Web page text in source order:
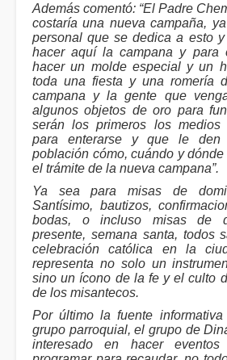
Además comentó: “El Padre
costaría una nueva campaña,
personal que se dedica a esto
hacer aquí la campana y para
hacer un molde especial y un
toda una fiesta y una romería
campana y la gente que
algunos objetos de oro para
serán los primeros los medios
para enterarse y que le
población cómo, cuándo y
el trámite de la nueva campana”.
Ya sea para misas de
Santísimo, bautizos,
bodas, o incluso misas de
presente, semana santa, todos
celebración católica en la
representa no solo un
sino un ícono de la fe y el culto
de los misantecos.
Por último la fuente informativa
grupo parroquial, el grupo de
interesado en hacer